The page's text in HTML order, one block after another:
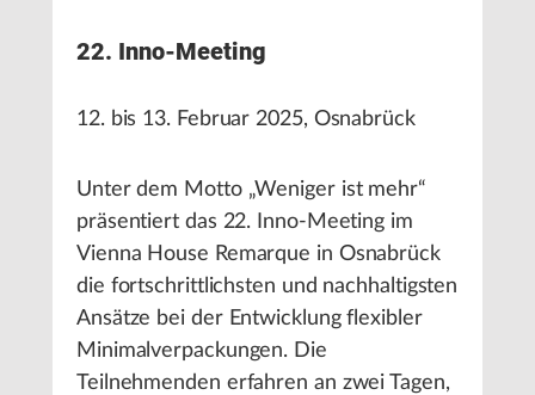
22. Inno-Meeting
12. bis 13. Februar 2025, Osnabrück
Unter dem Motto „Weniger ist mehr“
präsentiert das 22. Inno-Meeting im
Vienna House Remarque in Osnabrück
die fortschrittlichsten und nachhaltigsten
Ansätze bei der Entwicklung flexibler
Minimalverpackungen. Die
Teilnehmenden erfahren an zwei Tagen,